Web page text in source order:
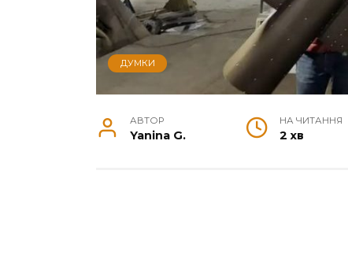
ДУМКИ
АВТОР
Yanina G.
НА ЧИТАННЯ
2 хв